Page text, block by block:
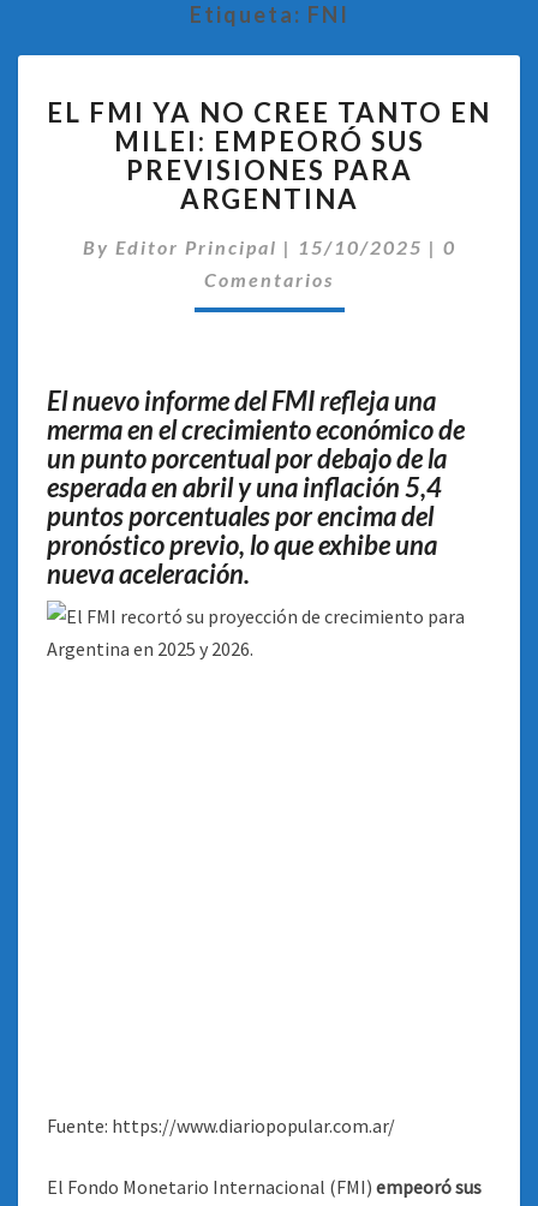
Etiqueta: FNI
FMI
YA
NO
CREE
EN
MILEI:
ARGENTINA
EL FMI YA NO CREE TANTO EN
MILEI: EMPEORÓ SUS
PREVISIONES PARA
ARGENTINA
By Editor Principal | 15/10/2025 | 0
Comentarios
El nuevo informe del FMI refleja una
merma en el crecimiento económico de
un punto porcentual por debajo de la
esperada en abril y una inflación 5,4
puntos porcentuales por encima del
pronóstico previo, lo que exhibe una
nueva aceleración.
Fuente: https://www.diariopopular.com.ar/
El Fondo Monetario Internacional (FMI) empeoró sus